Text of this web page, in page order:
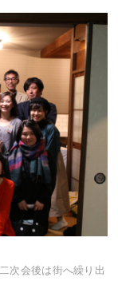
次会後は街へ繰り出